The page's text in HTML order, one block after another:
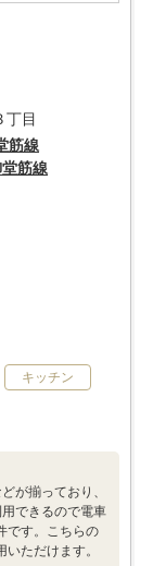
丁目
筋線
筋線
キッチン
が揃っており、
できるので電車
です。こちらの
ただけます。